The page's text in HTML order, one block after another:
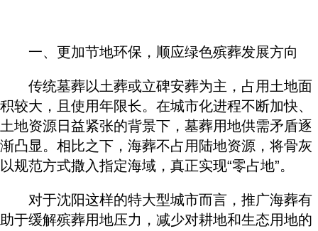
一、更加节地环保，顺应绿色殡葬发展方向
传统墓葬以土葬或立碑安葬为主，占用土地面
积较大，且使用年限长。在城市化进程不断加快、
土地资源日益紧张的背景下，墓葬用地供需矛盾逐
渐凸显。相比之下，海葬不占用陆地资源，将骨灰
以规范方式撒入指定海域，真正实现“零占地”。
对于沈阳这样的特大型城市而言，推广海葬有
助于缓解殡葬用地压力，减少对耕地和生态用地的